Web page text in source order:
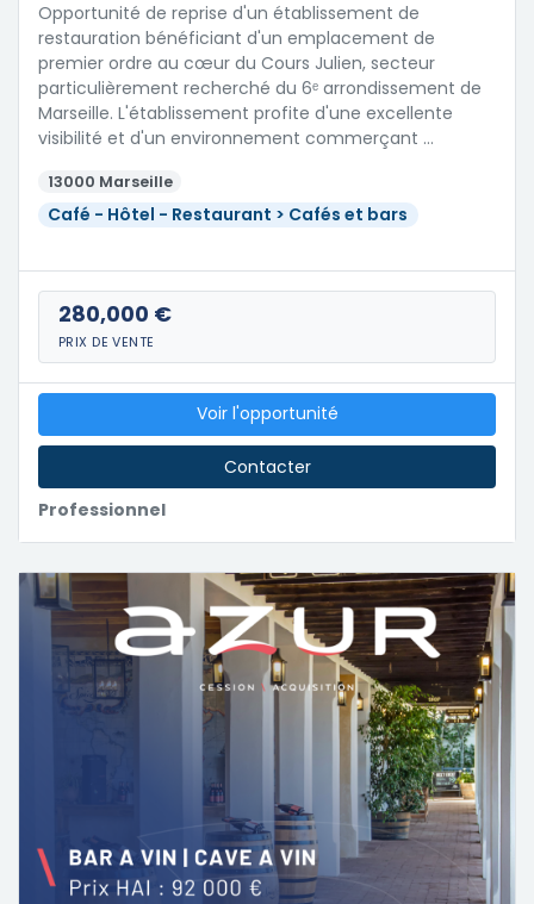
Opportunité de reprise d'un établissement de
restauration bénéficiant d'un emplacement de
premier ordre au cœur du Cours Julien, secteur
particulièrement recherché du 6ᵉ arrondissement de
Marseille. L'établissement profite d'une excellente
visibilité et d'un environnement commerçant …
13000 Marseille
Café - Hôtel - Restaurant > Cafés et bars
280,000 €
PRIX DE VENTE
Professionnel
Voir l'opportunité
Contacter